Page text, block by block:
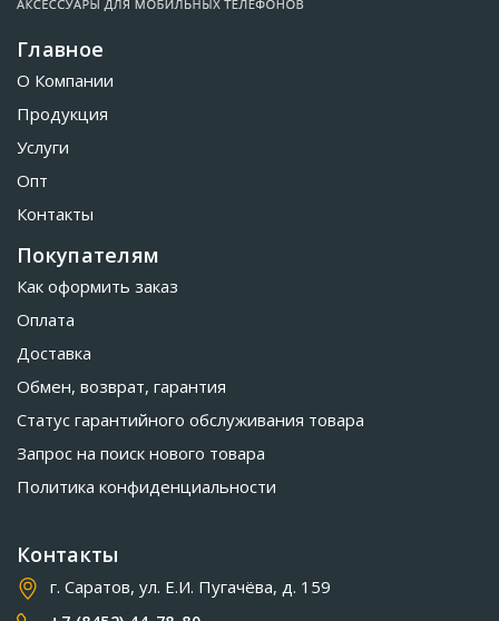
Главное
О Компании
Продукция
Услуги
Опт
Контакты
Покупателям
Как оформить заказ
Оплата
Доставка
Обмен, возврат, гарантия
Статус гарантийного обслуживания товара
Запрос на поиск нового товара
Политика конфиденциальности
Контакты
г. Саратов, ул. Е.И. Пугачёва, д. 159